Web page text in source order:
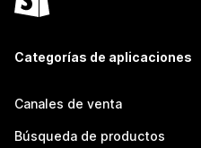
Categorías de aplicaciones
Canales de venta
Búsqueda de productos